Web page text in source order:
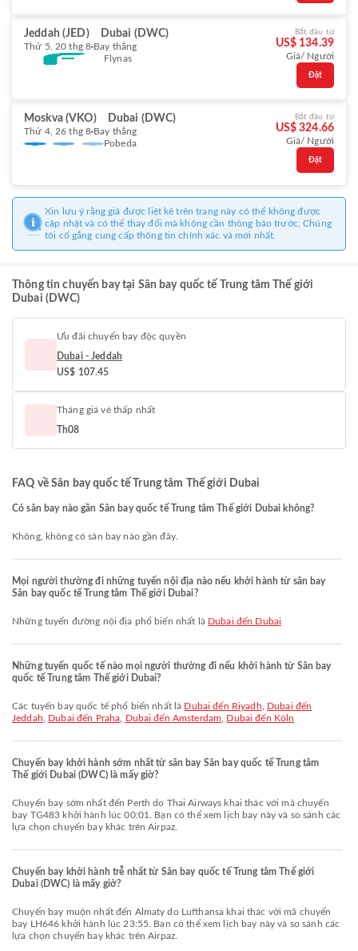
Jeddah (JED) Dubai (DWC)
Thứ 5, 20 thg 8 Bay thẳng
Flynas
Bắt đầu từ
US$ 134.39
Giá/ Người
Đặt
Moskva (VKO) Dubai (DWC)
Thứ 4, 26 thg 8 Bay thẳng
Pobeda
Bắt đầu từ
US$ 324.66
Giá/ Người
Đặt
Xin lưu ý rằng giá được liệt kê trên trang này có thể không được
cập nhật và có thể thay đổi mà không cần thông báo trước. Chúng
tôi cố gắng cung cấp thông tin chính xác và mới nhất.
Thông tin chuyến bay tại Sân bay quốc tế Trung tâm Thế giới
Dubai (DWC)
Ưu đãi chuyến bay độc quyền
Dubai - Jeddah
US$ 107.45
Tháng giá vé thấp nhất
Th08
FAQ về Sân bay quốc tế Trung tâm Thế giới Dubai
Có sân bay nào gần Sân bay quốc tế Trung tâm Thế giới Dubai không?
Không, không có sân bay nào gần đây.
Mọi người thường đi những tuyến nội địa nào nếu khởi hành từ sân bay
Sân bay quốc tế Trung tâm Thế giới Dubai?
Những tuyến đường nội địa phổ biến nhất là Dubai đến Dubai
Những tuyến quốc tế nào mọi người thường đi nếu khởi hành từ Sân bay
quốc tế Trung tâm Thế giới Dubai?
Các tuyến bay quốc tế phổ biến nhất là Dubai đến Riyadh
Dubai đến
Jeddah
Dubai đến Praha Dubai đến Amsterdam Dubai đến Köln
Chuyến bay khởi hành sớm nhất từ sân bay Sân bay quốc tế Trung tâm
Thế giới Dubai (DWC) là mấy giờ?
Chuyến bay sớm nhất đến Perth do Thai Airways khai thác với mã chuyến
bay TG483 khởi hành lúc 00:01. Bạn có thể xem lịch bay này và so sánh các
lựa chọn chuyến bay khác trên Airpaz.
Chuyến bay khởi hành trễ nhất từ Sân bay quốc tế Trung tâm Thế giới
Dubai (DWC) là mấy giờ?
Chuyến bay muộn nhất đến Almaty do Lufthansa khai thác với mã chuyến
bay LH646 khởi hành lúc 23:55. Bạn có thể xem lịch bay này và so sánh các
lựa chọn chuyến bay khác trên Airpaz.